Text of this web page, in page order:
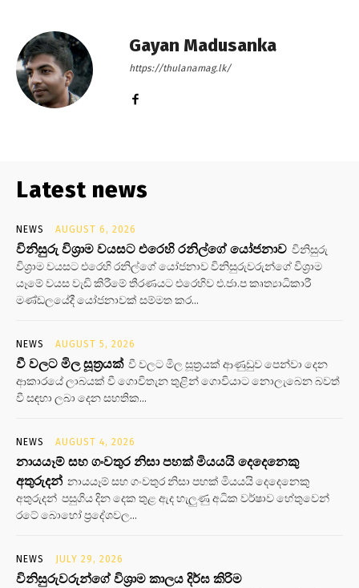
Gayan Madusanka
https://thulanamag.lk/
Latest news
NEWS AUGUST 6, 2026
විනිසුරු විශ්‍රාම වයසට එරෙහි රනිල්ගේ යෝජනාව විනිසුරු
විශ්‍රාම වයසට එරෙහි රනිල්ගේ යෝජනාව විනිසුරුවරුන්ගේ විශ්‍රාම
යෑමේ වයස වැඩි කිරීමේ තීරණයට එරෙහිව එ.ජා.ප කෘත්‍යාධිකාරී
මණ්ඩලයේදී යෝජනාවක් සම්මත කර...
NEWS AUGUST 5, 2026
වී වලට මිල සූත්‍රයක් වී වලට මිල සූත්‍රයක් ආණුඩුව පෙන්වා දෙන
ආකාරයේ ලාබයක් වී ගොවිතැන තුළින් ගොවියාට නොලැබෙන බවත්
වී සඳහා ලබා දෙන සහතික...
NEWS AUGUST 4, 2026
නායයෑම් සහ ගංවතුර නිසා පහක් මියයයි දෙදෙනෙකු
අතුරුදන් නායයෑම් සහ ගංවතුර නිසා පහක් මියයයි දෙදෙනෙකු
අතුරුදන් පසුගිය දින දෙක තුළ ඇද හැලුණු අධික වර්ෂාව හේතුවෙන්
රටේ බොහෝ ප්‍රදේශවල...
NEWS JULY 29, 2026
විනිසුරුවරුන්ගේ විශ්‍රාම කාලය දිර්ඝ කිරිම